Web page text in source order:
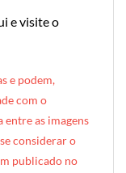
e visite o
e podem,
com o
as imagens
considerar o
publicado no